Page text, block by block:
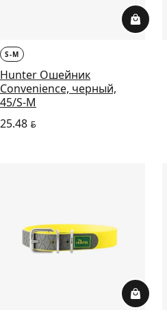
S-M
Hunter Ошейник
Convenience, черный,
45/S-M
25.48 BYN